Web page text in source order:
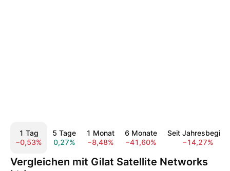
1 Tag
−0,53%
5 Tage
0,27%
1 Monat
−8,48%
6 Monate
−41,60%
Seit Jahresbeginn
−14,27%
Vergleichen mit Gilat Satellite Networks